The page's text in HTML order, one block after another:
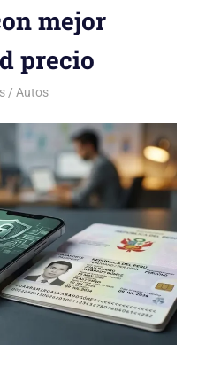
mejor
precio
Autos